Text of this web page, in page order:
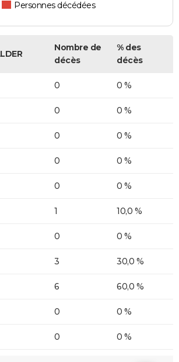
Personnes décédées
Nombre de
décès
% des
décès
0 0 %
0 0 %
0 0 %
0 0 %
0 0 %
1 10,0 %
0 0 %
3 30,0 %
6 60,0 %
0 0 %
0 0 %